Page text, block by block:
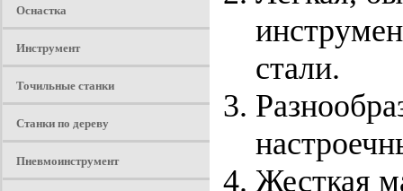
Оснастка
Инструмент
Точильные станки
Станки по дереву
Пневмоинструмент
стали.
Жесткая